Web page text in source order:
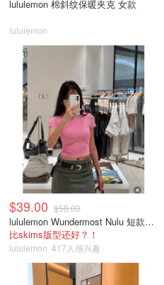
lululemon 棉斜纹保暖夹克 女款
lululemon
$39.00 $58.00
lululemon Wundermost Nulu 短款圆领T恤
比skims版型还好？！
lululemon 417人感兴趣